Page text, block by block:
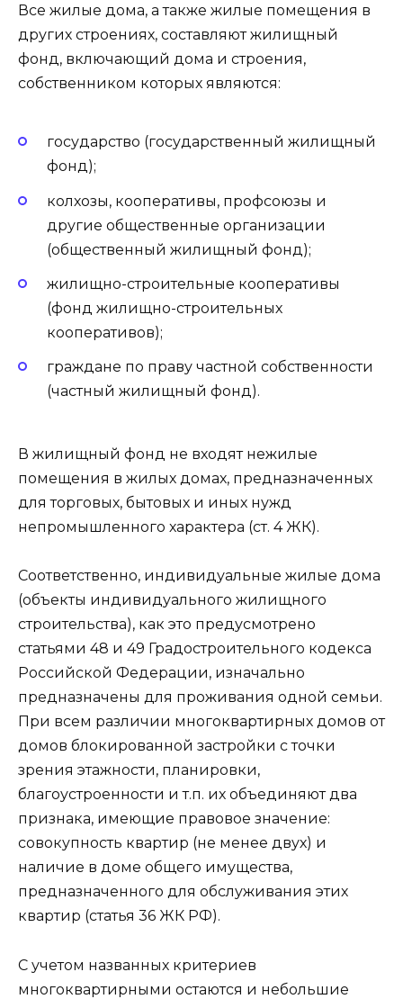
Все жилые дома, а также жилые помещения в
других строениях, составляют жилищный
фонд, включающий дома и строения,
собственником которых являются:
государство (государственный жилищный
фонд);
колхозы, кооперативы, профсоюзы и
другие общественные организации
(общественный жилищный фонд);
жилищно-строительные кооперативы
(фонд жилищно-строительных
кооперативов);
граждане по праву частной собственности
(частный жилищный фонд).
В жилищный фонд не входят нежилые
помещения в жилых домах, предназначенных
для торговых, бытовых и иных нужд
непромышленного характера (ст. 4 ЖК).
Соответственно, индивидуальные жилые дома
(объекты индивидуального жилищного
строительства), как это предусмотрено
статьями 48 и 49 Градостроительного кодекса
Российской Федерации, изначально
предназначены для проживания одной семьи.
При всем различии многоквартирных домов от
домов блокированной застройки с точки
зрения этажности, планировки,
благоустроенности и т.п. их объединяют два
признака, имеющие правовое значение:
совокупность квартир (не менее двух) и
наличие в доме общего имущества,
предназначенного для обслуживания этих
квартир (статья 36 ЖК РФ).
С учетом названных критериев
многоквартирными остаются и небольшие